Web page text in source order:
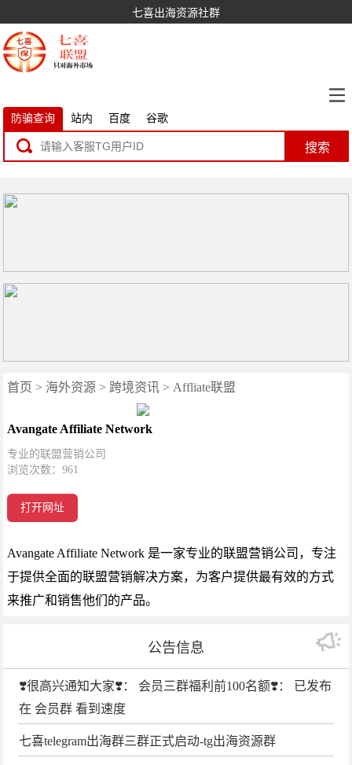
七喜出海资源社群
防骗查询 站内 百度 谷歌
搜索
首页 > 海外资源 > 跨境资讯 > Affliate联盟
Avangate Affiliate Network
专业的联盟营销公司
浏览次数：961
打开网址
Avangate Affiliate Network 是一家专业的联盟营销公司，专注
于提供全面的联盟营销解决方案，为客户提供最有效的方式
来推广和销售他们的产品。
公告信息
❣️很高兴通知大家❣️： 会员三群福利前100名额❣️： 已发布
在 会员群 看到速度
七喜telegram出海群三群正式启动-tg出海资源群